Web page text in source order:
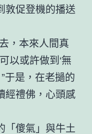
敦促登機的播送
，本來人間真
以或許做到‘無
于是，在老撾的
經禮佛，心頭感
「傻氣」與牛土